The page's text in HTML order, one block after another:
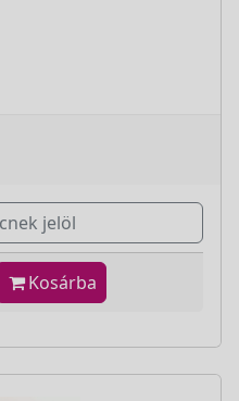
jelöl
Kosárba